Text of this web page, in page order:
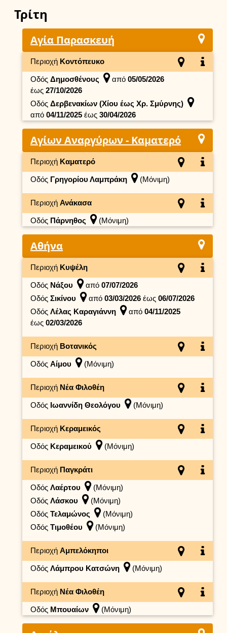
Τρίτη
Αγία Παρασκευή
Περιοχή Κοντόπευκο
Οδός Δημοσθένους από 05/05/2026
έως 27/10/2026
Οδός Δερβενακίων (Χίου έως Χρ. Σμύρνης)
από 04/11/2025 έως 30/04/2026
Αγίων Αναργύρων - Καματερό
Περιοχή Καματερό
Οδός Γρηγορίου Λαμπράκη (Μόνιμη)
Περιοχή Ανάκασα
Οδός Πάρνηθος (Μόνιμη)
Αθήνα
Περιοχή Κυψέλη
Οδός Νάξου από 07/07/2026
Οδός Σικίνου από 03/03/2026 έως 06/07/2026
Οδός Λέλας Καραγιάννη από 04/11/2025
έως 02/03/2026
Περιοχή Βοτανικός
Οδός Αίμου (Μόνιμη)
Περιοχή Νέα Φιλοθέη
Οδός Ιωαννίδη Θεολόγου (Μόνιμη)
Περιοχή Κεραμεικός
Οδός Κεραμεικού (Μόνιμη)
Περιοχή Παγκράτι
Οδός Λαέρτου
(Μόνιμη)
Οδός Λάσκου
(Μόνιμη)
Οδός Τελαμώνος
(Μόνιμη)
Οδός Τιμοθέου (Μόνιμη)
Περιοχή Αμπελόκηποι
Οδός Λάμπρου Κατσώνη (Μόνιμη)
Περιοχή Νέα Φιλοθέη
Οδός Μπουαίων (Μόνιμη)